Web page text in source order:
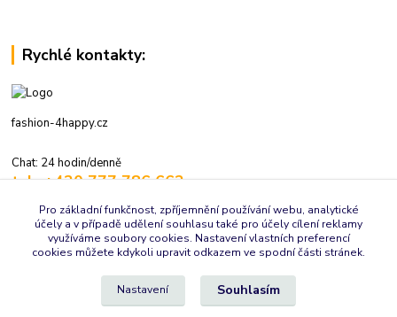
Rychlé kontakty:
fashion-4happy.cz
Chat: 24 hodin/denně
tel.: +420 777 786 662
info@fashion-4happy.cz
Pro základní funkčnost, zpříjemnění používání webu, analytické
účely a v případě udělení souhlasu také pro účely cílení reklamy
využíváme soubory cookies. Nastavení vlastních preferencí
cookies můžete kdykoli upravit odkazem ve spodní části stránek.
Nastavení Souhlasím